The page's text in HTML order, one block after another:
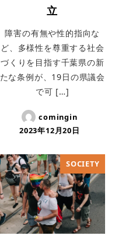
立
障害の有無や性的指向な
ど、多様性を尊重する社会
づくりを目指す千葉県の新
たな条例が、19日の県議会
で可 […]
comingin
2023年12月20日
SOCIETY